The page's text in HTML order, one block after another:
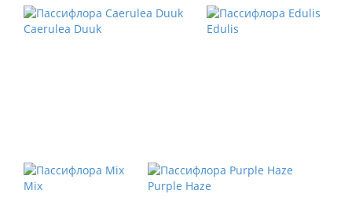
Caerulea Duuk Edulis
Mix Purple Haze